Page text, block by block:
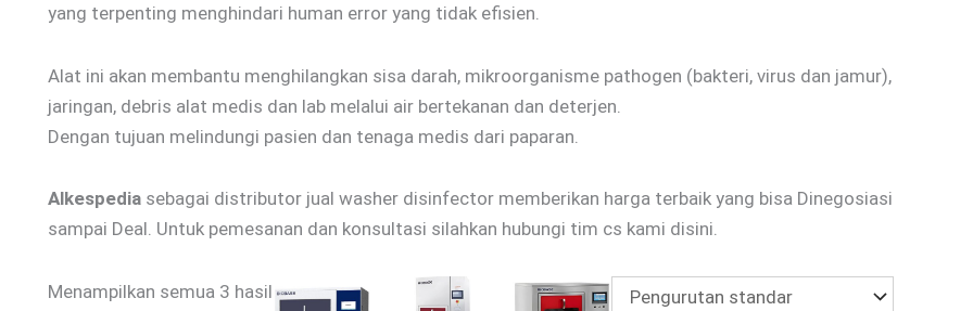
yang terpenting menghindari human error yang tidak efisien.
Alat ini akan membantu menghilangkan sisa darah, mikroorganisme pathogen (bakteri, virus dan jamur),
jaringan, debris alat medis dan lab melalui air bertekanan dan deterjen.
Dengan tujuan melindungi pasien dan tenaga medis dari paparan.
Alkespedia sebagai distributor jual washer disinfector memberikan harga terbaik yang bisa Dinegosiasi
sampai Deal. Untuk pemesanan dan konsultasi silahkan hubungi tim cs kami disini.
Menampilkan semua 3 hasil